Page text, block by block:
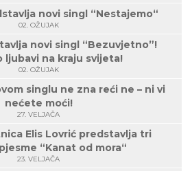
novi singl “Nestajemo“
02. OŽUJAK
novi singl “Bezuvjetno”!
ljubavi na kraju svijeta!
02. OŽUJAK
singlu ne zna reći ne – ni vi
nećete moći!
27. VELJAČA
Elis Lovrić predstavlja tri
“Kanat od mora“
23. VELJAČA